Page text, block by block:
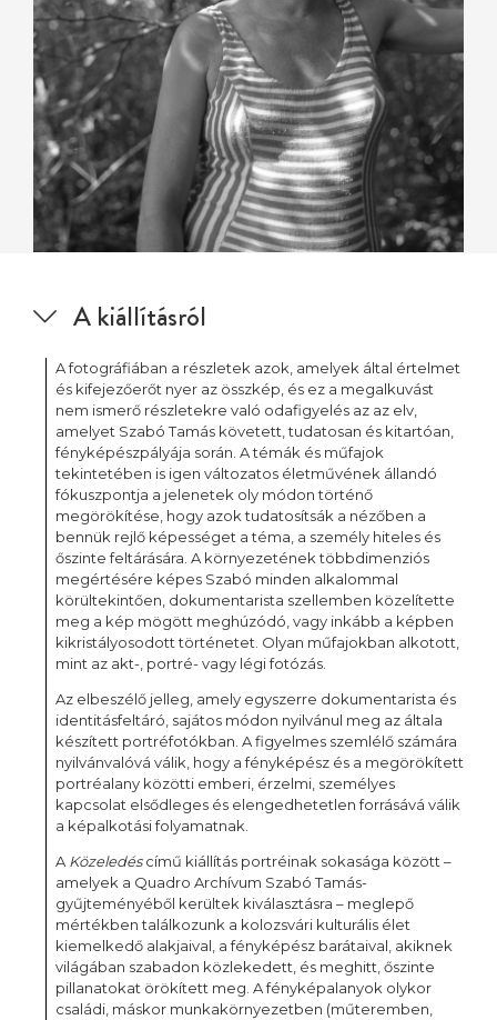
A kiállításról
A fotográfiában a részletek azok, amelyek által értelmet
és kifejezőerőt nyer az összkép, és ez a megalkuvást
nem ismerő részletekre való odafigyelés az az elv,
amelyet Szabó Tamás követett, tudatosan és kitartóan,
fényképészpályája során. A témák és műfajok
tekintetében is igen változatos életművének állandó
fókuszpontja a jelenetek oly módon történő
megörökítése, hogy azok tudatosítsák a nézőben a
bennük rejlő képességet a téma, a személy hiteles és
őszinte feltárására. A környezetének többdimenziós
megértésére képes Szabó minden alkalommal
körültekintően, dokumentarista szellemben közelítette
meg a kép mögött meghúzódó, vagy inkább a képben
kikristályosodott történetet. Olyan műfajokban alkotott,
mint az akt-, portré- vagy légi fotózás.
Az elbeszélő jelleg, amely egyszerre dokumentarista és
identitásfeltáró, sajátos módon nyilvánul meg az általa
készített portréfotókban. A figyelmes szemlélő számára
nyilvánvalóvá válik, hogy a fényképész és a megörökített
portréalany közötti emberi, érzelmi, személyes
kapcsolat elsődleges és elengedhetetlen forrásává válik
a képalkotási folyamatnak.
A Közeledéscímű kiállítás portréinak sokasága között –
amelyek a Quadro Archívum Szabó Tamás-
gyűjteményéből kerültek kiválasztásra – meglepő
mértékben találkozunk a kolozsvári kulturális élet
kiemelkedő alakjaival, a fényképész barátaival, akiknek
világában szabadon közlekedett, és meghitt, őszinte
pillanatokat örökített meg. A fényképalanyok olykor
családi, máskor munkakörnyezetben (műteremben,